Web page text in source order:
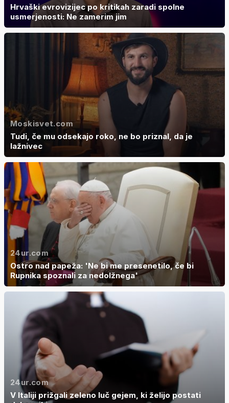
Hrvaški evrovizijec po kritikah zaradi spolne
usmerjenosti: Ne zamerim jim
Moskisvet.com
Tudi, če mu odsekajo roko, ne bo priznal, da je
lažnivec
24ur.com
Ostro nad papeža: 'Ne bi me presenetilo, če bi
Rupnika spoznali za nedolžnega'
24ur.com
V Italiji prižgali zeleno luč gejem, ki želijo postati